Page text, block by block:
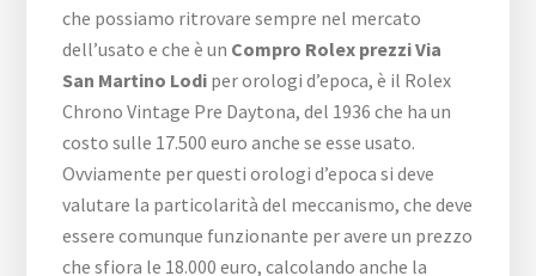
che possiamo ritrovare sempre nel mercato
dell’usato e che è un Compro Rolex prezzi Via
San Martino Lodi per orologi d’epoca, è il Rolex
Chrono Vintage Pre Daytona, del 1936 che ha un
costo sulle 17.500 euro anche se esse usato.
Ovviamente per questi orologi d’epoca si deve
valutare la particolarità del meccanismo, che deve
essere comunque funzionante per avere un prezzo
che sfiora le 18.000 euro, calcolando anche la